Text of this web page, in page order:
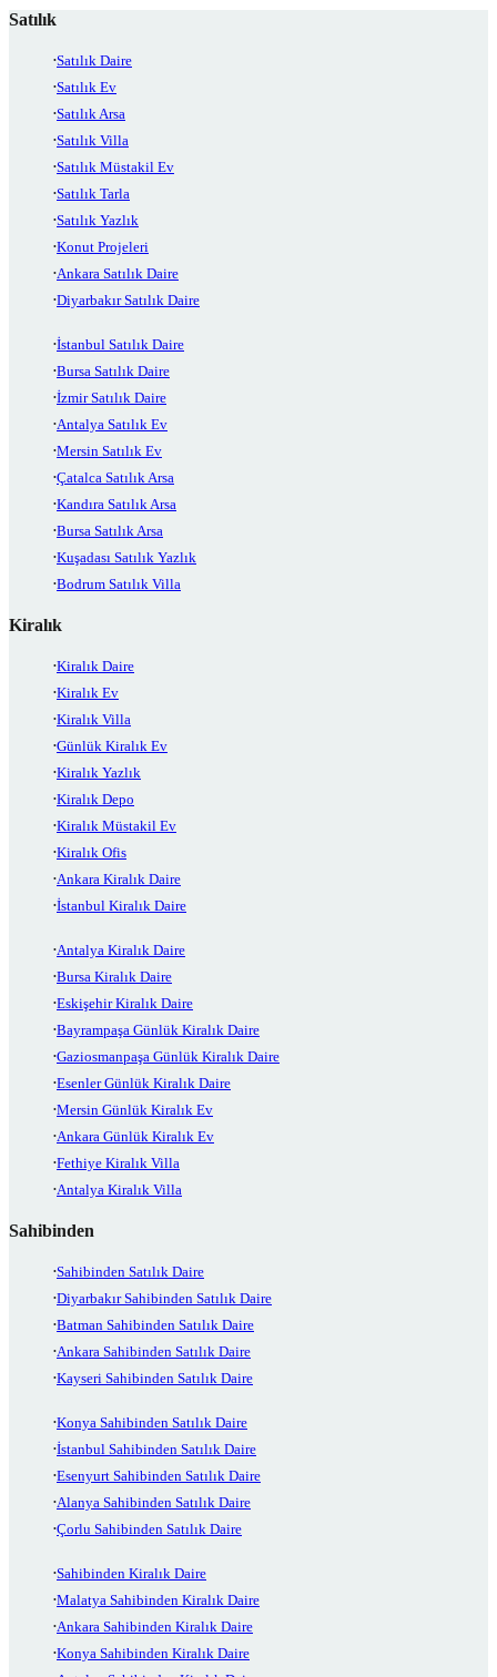
Satılık
Satılık Daire
Satılık Ev
Satılık Arsa
Satılık Villa
Satılık Müstakil Ev
Satılık Tarla
Satılık Yazlık
Konut Projeleri
Ankara Satılık Daire
Diyarbakır Satılık Daire
İstanbul Satılık Daire
Bursa Satılık Daire
İzmir Satılık Daire
Antalya Satılık Ev
Mersin Satılık Ev
Çatalca Satılık Arsa
Kandıra Satılık Arsa
Bursa Satılık Arsa
Kuşadası Satılık Yazlık
Bodrum Satılık Villa
Kiralık
Kiralık Daire
Kiralık Ev
Kiralık Villa
Günlük Kiralık Ev
Kiralık Yazlık
Kiralık Depo
Kiralık Müstakil Ev
Kiralık Ofis
Ankara Kiralık Daire
İstanbul Kiralık Daire
Antalya Kiralık Daire
Bursa Kiralık Daire
Eskişehir Kiralık Daire
Bayrampaşa Günlük Kiralık Daire
Gaziosmanpaşa Günlük Kiralık Daire
Esenler Günlük Kiralık Daire
Mersin Günlük Kiralık Ev
Ankara Günlük Kiralık Ev
Fethiye Kiralık Villa
Antalya Kiralık Villa
Sahibinden
Sahibinden Satılık Daire
Diyarbakır Sahibinden Satılık Daire
Batman Sahibinden Satılık Daire
Ankara Sahibinden Satılık Daire
Kayseri Sahibinden Satılık Daire
Konya Sahibinden Satılık Daire
İstanbul Sahibinden Satılık Daire
Esenyurt Sahibinden Satılık Daire
Alanya Sahibinden Satılık Daire
Çorlu Sahibinden Satılık Daire
Sahibinden Kiralık Daire
Malatya Sahibinden Kiralık Daire
Ankara Sahibinden Kiralık Daire
Konya Sahibinden Kiralık Daire